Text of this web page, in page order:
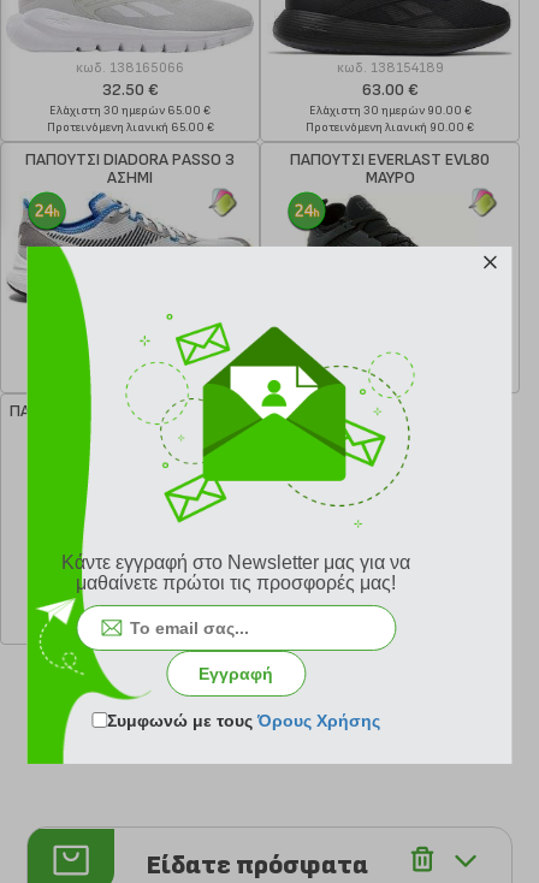
κωδ. 138165066
32.50 €
Ελάχιστη 30 ημερών 65.00 €
Προτεινόμενη λιανική 65.00 €
κωδ. 138154189
63.00 €
Ελάχιστη 30 ημερών 90.00 €
Προτεινόμενη λιανική 90.00 €
ΠΑΠΟΥΤΣΙ DIADORA PASSO 3
ΑΣΗΜΙ
κωδ. 138153779
55.30 €
Ελάχιστη 30 ημερών 79.00 €
Προτεινόμενη λιανική 79.00 €
ΠΑΠΟΥΤΣΙ EVERLAST EVL80
ΜΑΥΡΟ
Ελάχιστη 30 ημερών 57.85 €
Προτεινόμενη λιανική 89.00 €
ΠΑΠΟΥΤΣΙ EVERLAST EVL72 ΧΑΚΙ/
κωδ.138102219
85.00 €
Ελάχιστη 30 ημερών 55.25 €
Προτεινόμενη λιανική 85.00 €
Είδατε πρόσφατα
Κάντε εγγραφή στο Newsletter μας για να
μαθαίνετε πρώτοι τις προσφορές μας!
Εγγραφή
Συμφωνώ με τουςΌρους Χρήσης